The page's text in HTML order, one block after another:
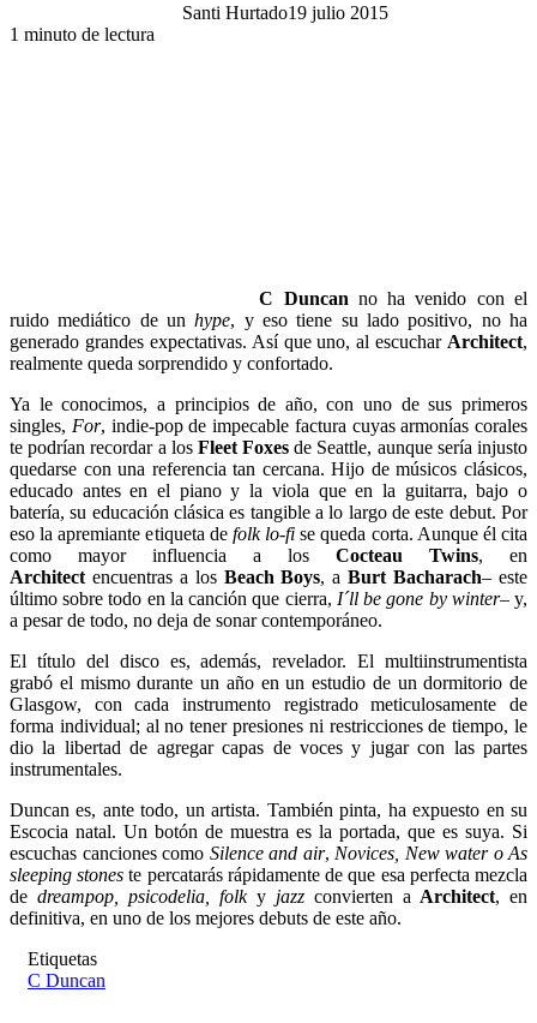
Santi Hurtado19 julio 2015
1 minuto de lectura
C Duncan no ha venido con el
ruido mediático de un hype, y eso tiene su lado positivo, no ha
generado grandes expectativas. Así que uno, al escuchar Architect,
realmente queda sorprendido y confortado.
Ya le conocimos, a principios de año, con uno de sus primeros
singles, For, indie-pop de impecable factura cuyas armonías corales
te podrían recordar a los Fleet Foxes de Seattle, aunque sería injusto
quedarse con una referencia tan cercana. Hijo de músicos clásicos,
educado antes en el piano y la viola que en la guitarra, bajo o
batería, su educación clásica es tangible a lo largo de este debut. Por
eso la apremiante etiqueta de folk lo-fi se queda corta. Aunque él cita
como mayor influencia a los Cocteau Twins, en
Architect encuentras a los Beach Boys, aBurt Bacharach– este
último sobre todo en la canción que cierra, I´ll be gone by winter– y,
a pesar de todo, no deja de sonar contemporáneo.
El título del disco es, además, revelador. El multiinstrumentista
grabó el mismo durante un año en un estudio de un dormitorio de
Glasgow, con cada instrumento registrado meticulosamente de
forma individual; al no tener presiones ni restricciones de tiempo, le
dio la libertad de agregar capas de voces y jugar con las partes
instrumentales.
Duncan es, ante todo, un artista. También pinta, ha expuesto en su
Escocia natal. Un botón de muestra es la portada, que es suya. Si
escuchas canciones como Silence and air, Novices, New water o As
sleeping stones te percatarás rápidamente de que esa perfecta mezcla
de dreampop, psicodelia, folky jazz convierten a Architect, en
definitiva, en uno de los mejores debuts de este año.
Etiquetas
C Duncan